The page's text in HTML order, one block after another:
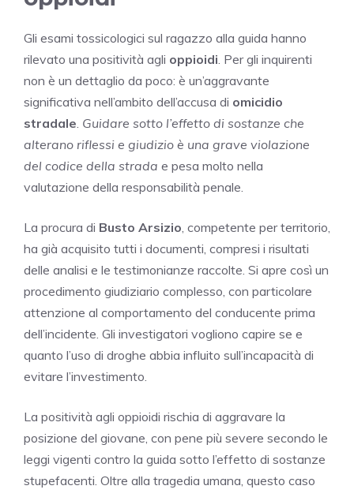
Gli esami tossicologici sul ragazzo alla guida hanno
rilevato una positività agli oppioidi . Per gli inquirenti
non è un dettaglio da poco: è un’aggravante
significativa nell’ambito dell’accusa di omicidio
stradale Guidare sotto l’effetto di sostanze che
alterano riflessi e giudizio è una grave violazione
del codice della strada e pesa molto nella
valutazione della responsabilità penale.
La procura di Busto Arsizio , competente per territorio,
ha già acquisito tutti i documenti, compresi i risultati
delle analisi e le testimonianze raccolte. Si apre così un
procedimento giudiziario complesso, con particolare
attenzione al comportamento del conducente prima
dell’incidente. Gli investigatori vogliono capire se e
quanto l’uso di droghe abbia influito sull’incapacità di
evitare l’investimento.
La positività agli oppioidi rischia di aggravare la
posizione del giovane, con pene più severe secondo le
leggi vigenti contro la guida sotto l’effetto di sostanze
stupefacenti. Oltre alla tragedia umana, questo caso